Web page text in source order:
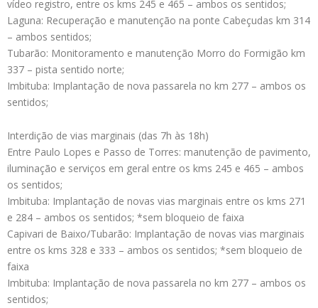
vídeo registro, entre os kms 245 e 465 – ambos os sentidos;
Laguna: Recuperação e manutenção na ponte Cabeçudas km 314
– ambos sentidos;
Tubarão: Monitoramento e manutenção Morro do Formigão km
337 – pista sentido norte;
Imbituba: Implantação de nova passarela no km 277 – ambos os
sentidos;
Interdição de vias marginais (das 7h às 18h)
Entre Paulo Lopes e Passo de Torres: manutenção de pavimento,
iluminação e serviços em geral entre os kms 245 e 465 – ambos
os sentidos;
Imbituba: Implantação de novas vias marginais entre os kms 271
e 284 – ambos os sentidos; *sem bloqueio de faixa
Capivari de Baixo/Tubarão: Implantação de novas vias marginais
entre os kms 328 e 333 – ambos os sentidos; *sem bloqueio de
faixa
Imbituba: Implantação de nova passarela no km 277 – ambos os
sentidos;